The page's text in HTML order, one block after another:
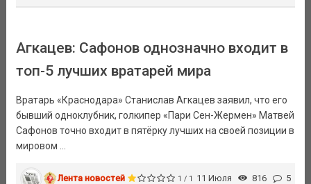
Агкацев: Сафонов однозначно входит в
топ-5 лучших вратарей мира
Вратарь «Краснодара» Станислав Агкацев заявил, что его
бывший одноклубник, голкипер «Пари Сен-Жермен» Матвей
Сафонов точно входит в пятёрку лучших на своей позиции в
мировом ...
Лента новостей 1 / 1 11 Июля 816 5